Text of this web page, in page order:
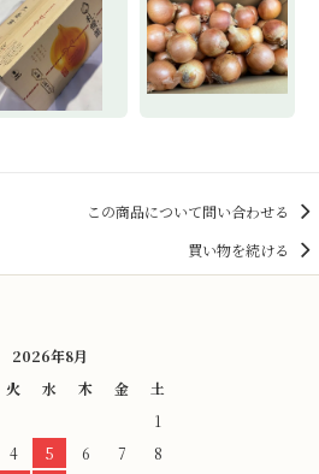
この商品について問い合わせる
買い物を続ける
2026年8月
火 水 木 金
土
1
4 5 6 7
8